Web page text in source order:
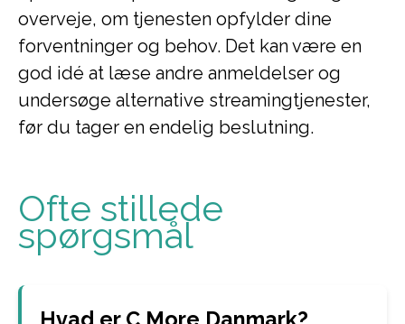
overveje, om tjenesten opfylder dine
forventninger og behov. Det kan være en
god idé at læse andre anmeldelser og
undersøge alternative streamingtjenester,
før du tager en endelig beslutning.
Ofte stillede
spørgsmål
Hvad er C More Danmark?